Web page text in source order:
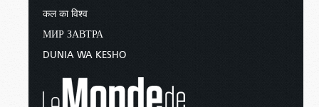
कल का विश्व
МИР ЗАВТРА
DUNIA WA KESHO